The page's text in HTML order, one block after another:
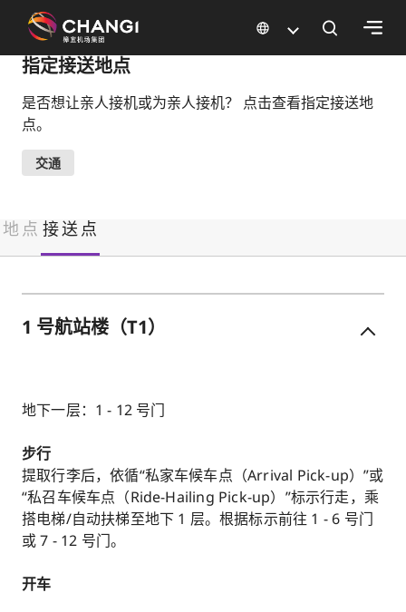
所
有
樟
宜
站:
择
语
言:
指定接送地点
是否想让亲人接机或为亲人接机？ 点击查看指定接送地
点。
交通
地点 接送点
1 号航站楼（T1）
地下一层：1 - 12 号门
步行
提取行李后，依循“私家车候车点（Arrival Pick-up）”或
“私召车候车点（Ride-Hailing Pick-up）”标示行走，乘
搭电梯/自动扶梯至地下 1 层。根据标示前往 1 - 6 号门
或 7 - 12 号门。
开车